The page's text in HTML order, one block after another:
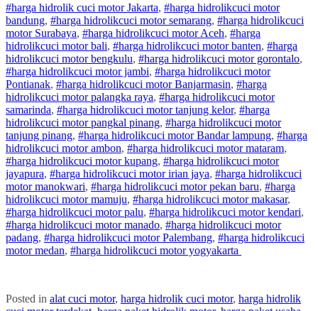
#harga hidrolik cuci motor Jakarta, #harga hidrolikcuci motor
bandung, #harga hidrolikcuci motorsemarang, #harga hidrolikcuci
motorSurabaya, #harga hidrolikcuci motorAceh, #harga
hidrolikcuci motorbali, #harga hidrolikcuci motorbanten, #harga
hidrolikcuci motorbengkulu, #harga hidrolikcuci motorgorontalo,
#harga hidrolikcuci motorjambi, #harga hidrolikcuci motor
Pontianak, #harga hidrolikcuci motorBanjarmasin, #harga
hidrolikcuci motorpalangka raya, #harga hidrolikcuci motor
samarinda, #harga hidrolikcuci motortanjung kelor, #harga
hidrolikcuci motorpangkal pinang, #harga hidrolikcuci motor
tanjung pinang, #harga hidrolikcuci motorBandar lampung, #harga
hidrolikcuci motorambon, #harga hidrolikcuci motormataram,
#harga hidrolikcuci motorkupang, #harga hidrolikcuci motor
jayapura, #harga hidrolikcuci motoririan jaya, #harga hidrolikcuci
motormanokwari, #harga hidrolikcuci motorpekan baru, #harga
hidrolikcuci motormamuju, #harga hidrolikcuci motormakasar,
#harga hidrolikcuci motorpalu, #harga hidrolikcuci motorkendari,
#harga hidrolikcuci motormanado, #harga hidrolikcuci motor
padang, #harga hidrolikcuci motorPalembang, #harga hidrolikcuci
motormedan, #harga hidrolikcuci motoryogyakarta
Posted in alat cuci motor, harga hidrolik cuci motor, harga hidrolik